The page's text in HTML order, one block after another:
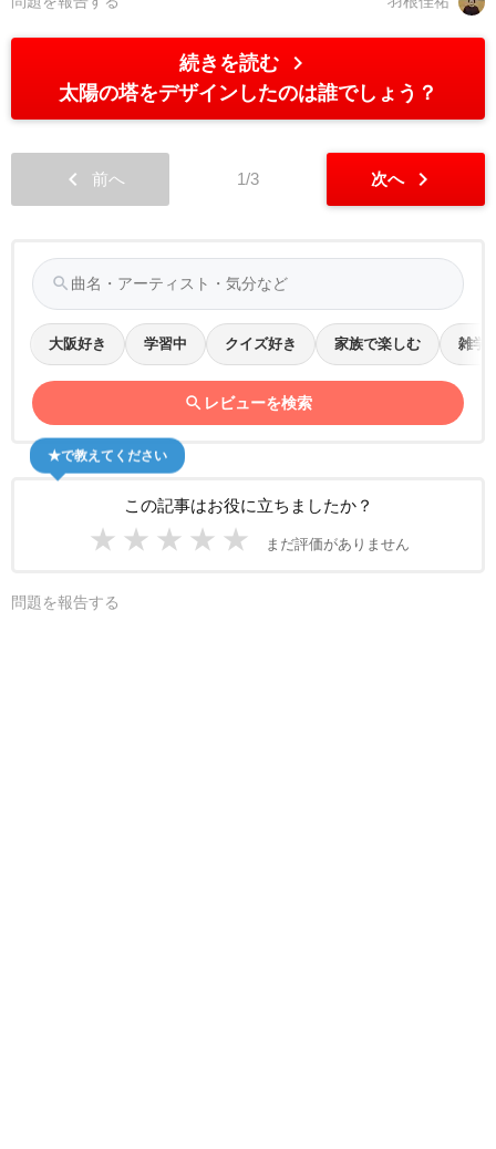
続きを読む chevron_right
太陽の塔をデザインしたのは誰でしょう？
chevron_left 前へ 1/3 次へ chevron_right
search
大阪好き 学習中 クイズ好き 家族で楽しむ 雑学
search レビューを検索
この記事はお役に立ちましたか？
★ ★ ★ ★ ★ まだ評価がありません
★で教えてください
問題を報告する